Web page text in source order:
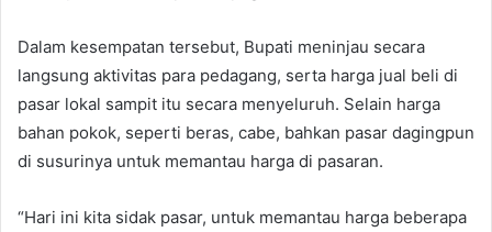
Dalam kesempatan tersebut, Bupati meninjau secara
langsung aktivitas para pedagang, serta harga jual beli di
pasar lokal sampit itu secara menyeluruh. Selain harga
bahan pokok, seperti beras, cabe, bahkan pasar dagingpun
di susurinya untuk memantau harga di pasaran.
“Hari ini kita sidak pasar, untuk memantau harga beberapa